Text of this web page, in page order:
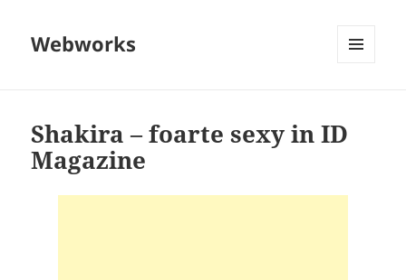
Webworks
Shakira – foarte sexy in ID
Magazine